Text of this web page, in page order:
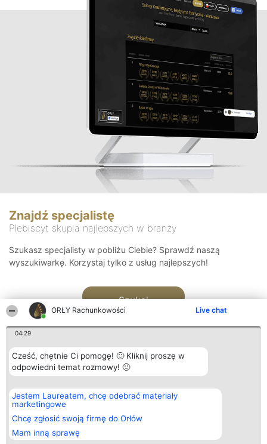
ORŁY Rachunkowości Live chat
04:29
Cześć, chętnie Ci pomogę! 🙂 Kliknij proszę w
odpowiedni temat rozmowy! 🙂
Jestem Laureatem, chcę odebrać materiały
marketingowe
Chcę zgłosić swoją firmę do Orłów
Mam inną sprawę
Znajdź specjalistę
Plebiscyt skupia najlepszych w branży
Szukasz specjalisty w pobliżu Ciebie? Sprawdź naszą
wyszukiwarkę. Korzystaj tylko z usług najlepszych!
Szukaj
Organizator plebiscytu
Bright Side Solutions sp. z o.
o. sp. k.
ul. Ruska 22
Wrocław 50-079
KRS 0000749100 | Regon
381313360 | NIP 8943132676
Plebiscyt
Laureaci
wszystkich
Laureatów
Regulamin
Kontakt
Kontakt